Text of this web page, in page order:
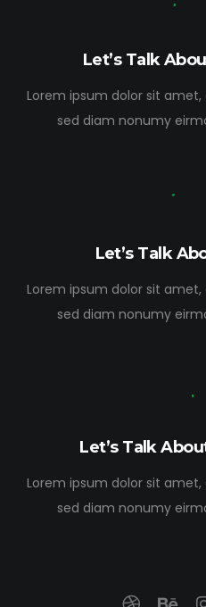
Let’s Talk
Lorem ipsum dolor sit
sed diam nonumy
Let’s Talk
Lorem ipsum dolor sit
sed diam nonumy
Let’s Talk
Lorem ipsum dolor sit
sed diam nonumy